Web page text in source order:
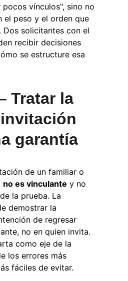
vínculos", sino no
el peso y el orden que
Dos solicitantes con el
recibir decisiones
se estructure esa
Tratar la
garantía
de un familiar o
no es vinculante y no
la prueba. La
demostrar la
de regresar
no en quien invita.
como eje de la
los errores más
fáciles de evitar.